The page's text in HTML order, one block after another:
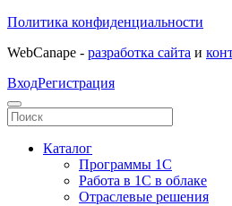
Политика конфиденциальности
WebCanape - разработка сайта и
ВходРегистрация
Каталог
Программы 1С
Работа в 1С в облаке
Отраслевые решения